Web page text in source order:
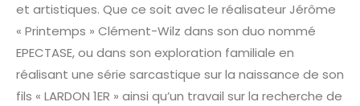
et artistiques. Que ce soit avec le réalisateur Jérôme
« Printemps » Clément-Wilz dans son duo nommé
EPECTASE, ou dans son exploration familiale en
réalisant une série sarcastique sur la naissance de son
fils « LARDON 1ER » ainsi qu’un travail sur la recherche de